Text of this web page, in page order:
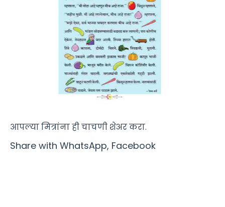
आपल्या मित्रांना ही चाचणी शेअर करा.
Share with WhatsApp, Facebook